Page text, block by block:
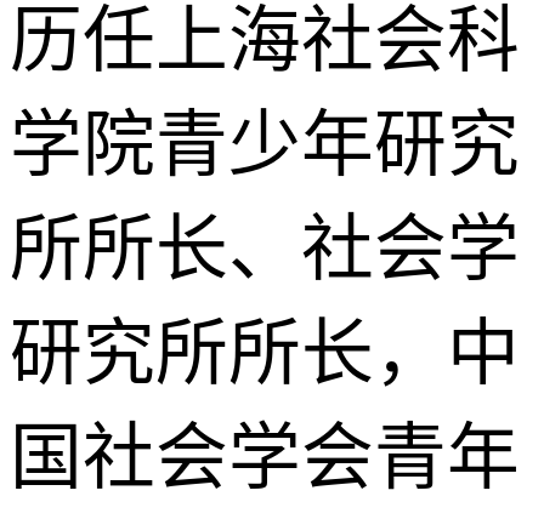
历任上海社会科
学院青少年研究
所所长、社会学
研究所所长，中
国社会学会青年